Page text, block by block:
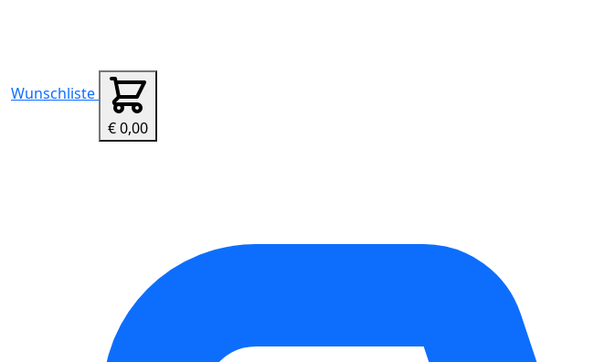
Wunschliste
€ 0,00